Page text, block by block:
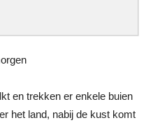
en trekken er enkele buien
het land, nabij de kust komt